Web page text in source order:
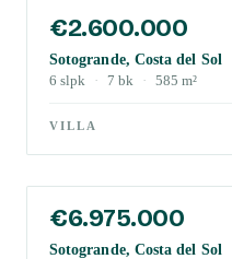
€2.600.000
Sotogrande, Costa del Sol
6 slpk · 7 bk · 585 m²
VILLA
€6.975.000
Sotogrande, Costa del Sol